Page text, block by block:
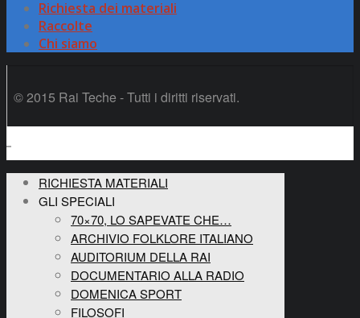
Richiesta dei materiali
Raccolte
Chi siamo
© 2015 Rai Teche - Tutti i diritti riservati.
RICHIESTA MATERIALI
GLI SPECIALI
70×70, LO SAPEVATE CHE…
ARCHIVIO FOLKLORE ITALIANO
AUDITORIUM DELLA RAI
DOCUMENTARIO ALLA RADIO
DOMENICA SPORT
FILOSOFI